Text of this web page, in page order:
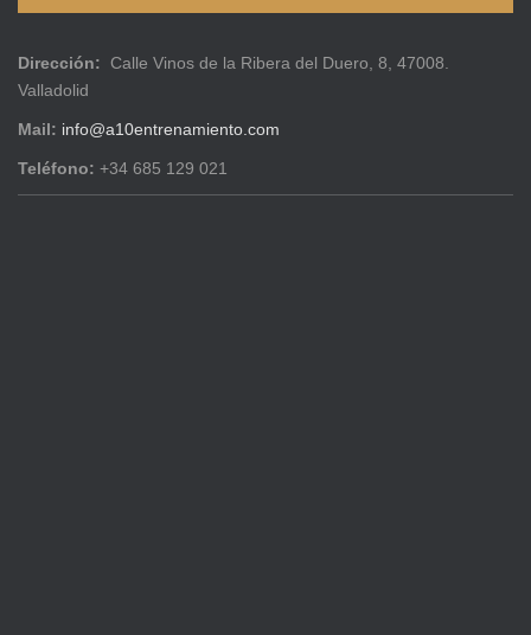
Dirección: Calle Vinos de la Ribera del Duero, 8, 47008.
Valladolid
Mail: info@a10entrenamiento.com
Teléfono: +34 685 129 021